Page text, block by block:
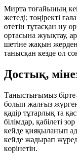
Мирта тоғайының
жетеді; төңіректі
өтетін тұтасқан ну
ортасына жуықтау,
шетіне жақын
танысқан кезде ол
Достық,
Таныстығымыз
болып жалғыз
қадір тұтарлық та
білімдар, қабілеті
кейде қияқыланып
кейде жадырап
көрінетін.